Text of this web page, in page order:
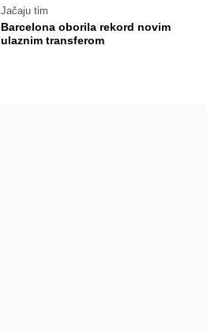
Jačaju tim
Barcelona oborila rekord novim
ulaznim transferom